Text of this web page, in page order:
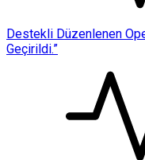
Destekli Düzenlenen
Geçirildi.”